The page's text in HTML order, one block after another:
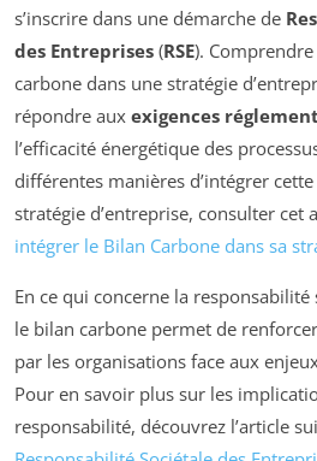
s’inscrire dans une démarche de
des Entreprises (RSE).
carbone dans une stratégie
répondre aux exigences
l’efficacité énergétique des
différentes manières d’intégrer
stratégie d’entreprise, consulter cet
intégrer le Bilan Carbone dans sa
En ce qui concerne la
le bilan carbone permet de
par les organisations face aux
Pour en savoir plus sur les
responsabilité, découvrez l’article